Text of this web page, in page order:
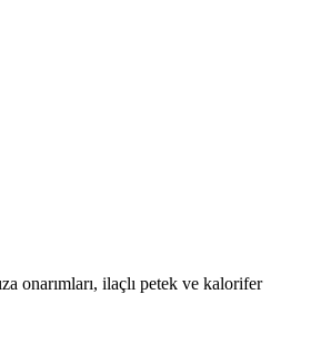
onarımları, ilaçlı petek ve kalorifer